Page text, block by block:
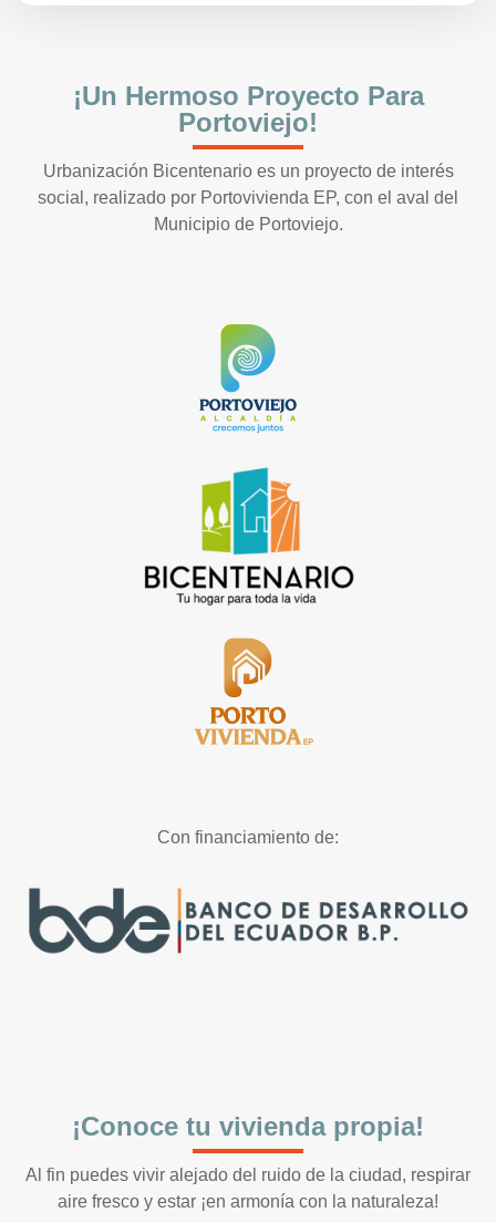
¡Un Hermoso Proyecto Para
Portoviejo!
Urbanización Bicentenario es un proyecto de interés
social, realizado por Portovivienda EP, con el aval del
Municipio de Portoviejo.
Con financiamiento de:
¡Conoce tu vivienda propia!
Al fin puedes vivir alejado del ruido de la ciudad, respirar
aire fresco y estar ¡en armonía con la naturaleza!